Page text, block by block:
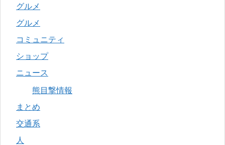
グルメ
グルメ
コミュニティ
ショップ
ニュース
熊目撃情報
まとめ
交通系
人